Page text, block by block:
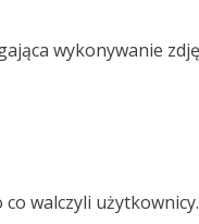
wykonywanie
co walczyli użytkownicy.